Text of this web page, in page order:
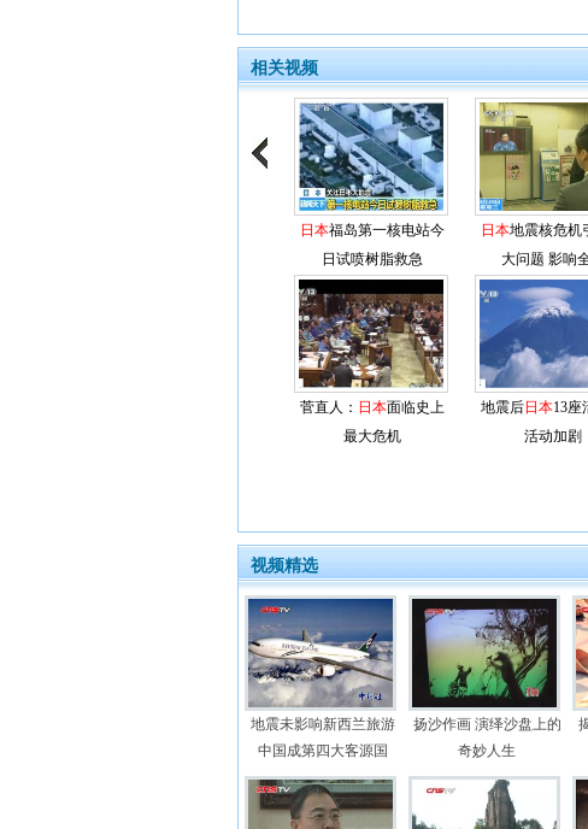
相关视频
日本福岛第一核电站今
日试喷树脂救急
日本地震核危机
大问题 影响
菅直人： 日本面临史上
最大危机
地震后日本13座
活动加剧
视频精选
地震未影响新西兰旅游
中国成第四大客源国
扬沙作画 演绎沙盘上的
奇妙人生